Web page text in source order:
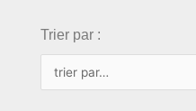
Trier par :